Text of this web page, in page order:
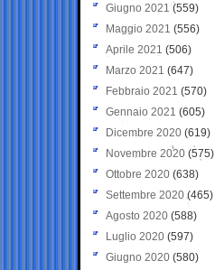
Giugno 2021(559)
Maggio 2021 (556)
Aprile 2021 (506)
Marzo 2021 (647)
Febbraio 2021 (570)
Gennaio 2021 (605)
Dicembre 2020 (619)
Novembre 2020 (575)
Ottobre 2020 (638)
Settembre 2020(465)
Agosto 2020 (588)
Luglio 2020 (597)
Giugno 2020 (580)